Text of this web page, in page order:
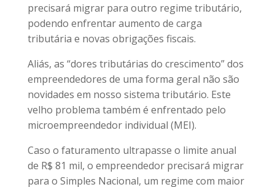
precisará migrar para outro regime tributário,
podendo enfrentar aumento de carga
tributária e novas obrigações fiscais.
Aliás, as “dores tributárias do crescimento” dos
empreendedores de uma forma geral não são
novidades em nosso sistema tributário. Este
velho problema também é enfrentado pelo
microempreendedor individual (MEI).
Caso o faturamento ultrapasse o limite anual
de R$ 81 mil, o empreendedor precisará migrar
para o Simples Nacional, um regime com maior